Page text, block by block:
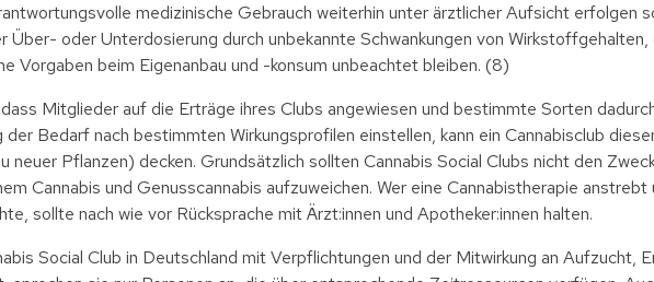
medizinische Gebrauch weiterhin unter ärztlicher Aufsicht erfolgen
oder Unterdosierung durch unbekannte Schwankungen von Wirkstoffgehalten,
Vorgaben beim Eigenanbau und -konsum unbeachtet bleiben. (8)
Mitglieder auf die Erträge ihres Clubs angewiesen und bestimmte Sorten
Bedarf nach bestimmten Wirkungsprofilen einstellen, kann ein Cannabisclub
neuer Pflanzen) decken. Grundsätzlich sollten Cannabis Social Clubs nicht den
Cannabis und Genusscannabis aufzuweichen. Wer eine Cannabistherapie anstrebt
sollte nach wie vor Rücksprache mit Ärzt:innen und Apotheker:innen halten.
Social Club in Deutschland mit Verpflichtungen und der Mitwirkung an Aufzucht,